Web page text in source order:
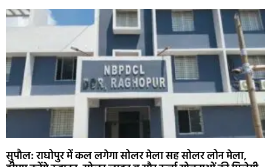
सुपौल: राघोपुर में कल लगेगा सोलर मेला सह सोलर लोन मेला,